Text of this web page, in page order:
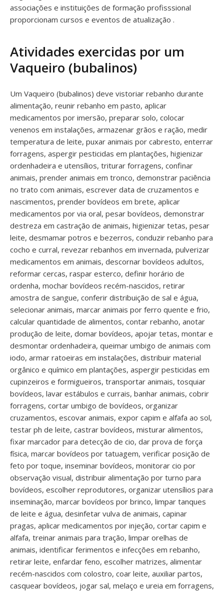
associações e instituições de formação profisssional
proporcionam cursos e eventos de atualização .
Atividades exercidas por um
Vaqueiro (bubalinos)
Um Vaqueiro (bubalinos) deve vistoriar rebanho durante
alimentação, reunir rebanho em pasto, aplicar
medicamentos por imersão, preparar solo, colocar
venenos em instalações, armazenar grãos e ração, medir
temperatura de leite, puxar animais por cabresto, enterrar
forragens, aspergir pesticidas em plantações, higienizar
ordenhadeira e utensílios, triturar forragens, confinar
animais, prender animais em tronco, demonstrar paciência
no trato com animais, escrever data de cruzamentos e
nascimentos, prender bovídeos em brete, aplicar
medicamentos por via oral, pesar bovídeos, demonstrar
destreza em castração de animais, higienizar tetas, pesar
leite, desmamar potros e bezerros, conduzir rebanho para
cocho e curral, revezar rebanhos em invernada, pulverizar
medicamentos em animais, descornar bovídeos adultos,
reformar cercas, raspar esterco, definir horário de
ordenha, mochar bovídeos recém-nascidos, retirar
amostra de sangue, conferir distribuição de sal e água,
selecionar animais, marcar animais por ferro quente e frio,
calcular quantidade de alimentos, contar rebanho, anotar
produção de leite, domar bovídeos, apojar tetas, montar e
desmontar ordenhadeira, queimar umbigo de animais com
iodo, armar ratoeiras em instalações, distribuir material
orgânico e químico em plantações, aspergir pesticidas em
cupinzeiros e formigueiros, transportar animais, tosquiar
bovídeos, lavar estábulos e currais, banhar animais, cobrir
forragens, cortar umbigo de bovídeos, organizar
cruzamentos, escovar animais, expor capim e alfafa ao sol,
testar ph de leite, castrar bovídeos, misturar alimentos,
fixar marcador para detecção de cio, dar prova de força
física, marcar bovídeos por tatuagem, verificar posição de
feto por toque, inseminar bovídeos, monitorar cio por
observação visual, distribuir alimentação por turno para
bovídeos, escolher reprodutores, organizar utensílios para
inseminação, marcar bovídeos por brinco, limpar tanques
de leite e água, desinfetar vulva de animais, capinar
pragas, aplicar medicamentos por injeção, cortar capim e
alfafa, treinar animais para tração, limpar orelhas de
animais, identificar ferimentos e infecções em rebanho,
retirar leite, enfardar feno, escolher matrizes, alimentar
recém-nascidos com colostro, coar leite, auxiliar partos,
casquear bovídeos, jogar sal, melaço e ureia em forragens,